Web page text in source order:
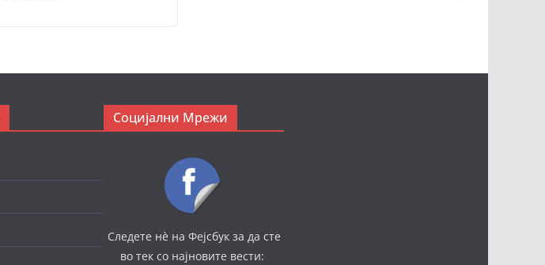
Социјални Мрежи
Следете нè на Фејсбук за да сте
во тек со најновите вести: